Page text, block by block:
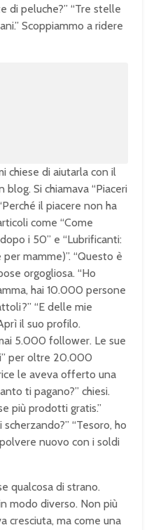
di peluche?” “Tre stelle
Scoppiammo a ridere
chiese di aiutarla con il
blog. Si chiamava “Piaceri
il piacere non ha
come “Come
i 50” e “Lubrificanti:
mamme)”. “Questo è
orgogliosa. “Ho
hai 10.000 persone
“E delle mie
il suo profilo.
5.000 follower. Le sue
per oltre 20.000
le aveva offerto una
ti pagano?” chiesi.
più prodotti gratis.”
“Tesoro, ho
nuovo con i soldi
qualcosa di strano.
modo diverso. Non più
cresciuta, ma come una